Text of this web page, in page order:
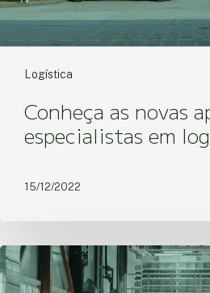
Logística
Conheça as novas
especialistas em
15/12/2022